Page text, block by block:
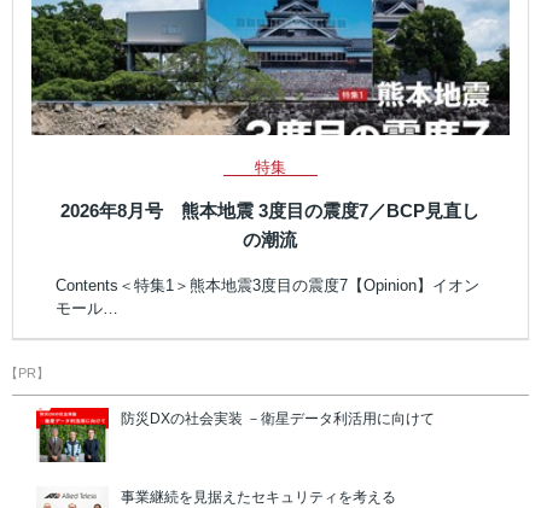
特集
2026年8月号 熊本地震 3度目の震度7／BCP見直し
の潮流
Contents＜特集1＞熊本地震3度目の震度7【Opinion】イオン
モール…
【PR】
防災DXの社会実装 －衛星データ利活用に向けて
事業継続を見据えたセキュリティを考える